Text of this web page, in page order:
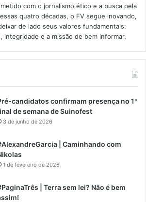
com o jornalismo ético e a busca pela
quatro décadas, o FV segue inovando,
de lado seus valores fundamentais:
integridade e a missão de bem informar.​
candidatos confirmam presença no 1º
de semana de Suinofest
3 de junho de 2026
| Caminhando com
1 de fevereiro de 2026
| Terra sem lei? Não é bem